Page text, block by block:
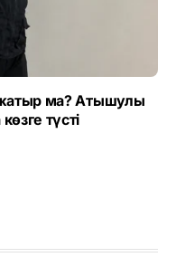
ма? Атышулы
түсті